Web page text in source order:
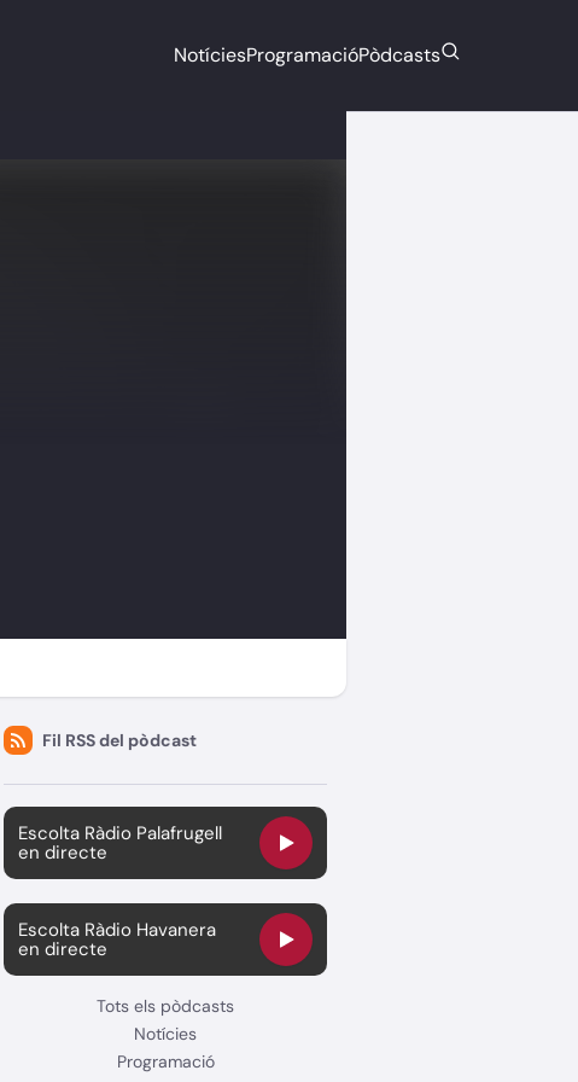
NotíciesProgramacióPòdcasts
Fil RSS del pòdcast
Escolta Ràdio Palafrugell
en directe
Escolta Ràdio Havanera
en directe
Tots els pòdcasts
Notícies
Programació